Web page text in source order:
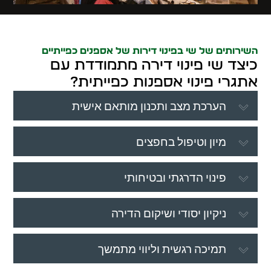
השירותים של שי בפינוי דירות של אספנים כפייתיים
כיצד שי פינוי דירה מתמודדת עם
אתגרי פינוי אספנות כפייתית?
הערכת מצב ותכנון מותאם אישית
מיון וטיפול בחפצים
פינוי הדרגתי ובטיחותי
ניקיון יסודי ושיקום הדירה
תמיכה רגשית וליווי מתמשך